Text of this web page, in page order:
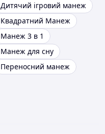
Дитячий ігровий манеж
Квадратний Манеж
Манеж 3 в 1
Манеж для сну
Переносний манеж